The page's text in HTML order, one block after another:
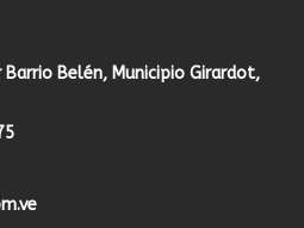
Belén, Municipio Girardot,